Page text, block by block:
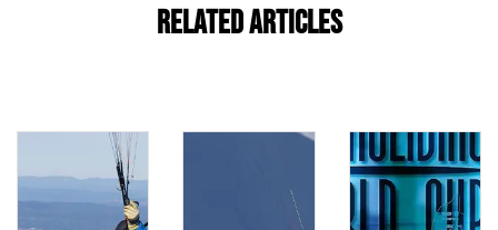
Related Articles